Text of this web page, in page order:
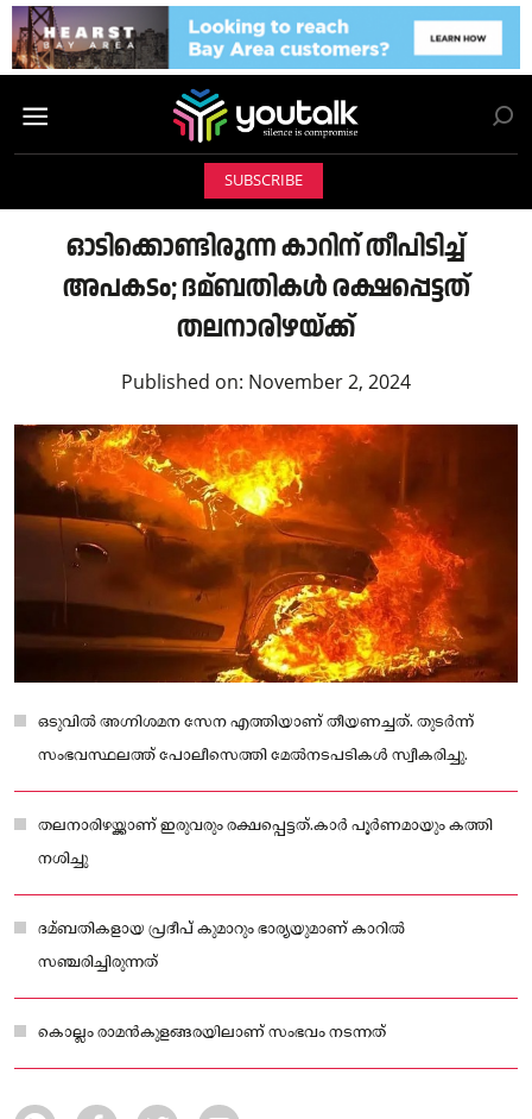
SUBSCRIBE
ഓടിക്കൊണ്ടിരുന്ന കാറിന് തീപിടിച്ച്‌
അപകടം; ദമ്ബതികള്‍ രക്ഷപ്പെട്ടത്
തലനാരിഴയ്ക്ക്
Published on: November 2, 2024
ഒടുവില്‍ അഗ്നിശമന സേന എത്തിയാണ് തീയണച്ചത്. തുടർന്ന്
സംഭവസ്ഥലത്ത് പോലീസെത്തി മേല്‍നടപടികള്‍ സ്വീകരിച്ചു.
തലനാരിഴയ്ക്കാണ് ഇരുവരും രക്ഷപ്പെട്ടത്.കാർ പൂർണമായും കത്തി
നശിച്ചു
ദമ്ബതികളായ പ്രദീപ് കുമാറും ഭാര്യയുമാണ് കാറില്‍
സഞ്ചരിച്ചിരുന്നത്
കൊല്ലം രാമൻകുളങ്ങരയിലാണ് സംഭവം നടന്നത്